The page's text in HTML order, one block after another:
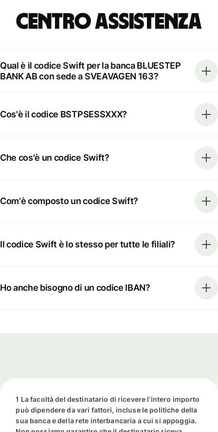
Centro Assistenza
Qual è il codice Swift per la banca BLUESTEP
BANK AB con sede a SVEAVAGEN 163?
Cos'è il codice BSTPSESSXXX?
Che cos'è un codice Swift?
Com'è composto un codice Swift?
Il codice Swift è lo stesso per tutte le filiali?
Ho anche bisogno di un codice IBAN?
1 La facoltà del destinatario di ricevere l'intero importo
può dipendere da vari fattori, incluse le politiche della
sua banca e della rete interbancaria a cui si appoggia.